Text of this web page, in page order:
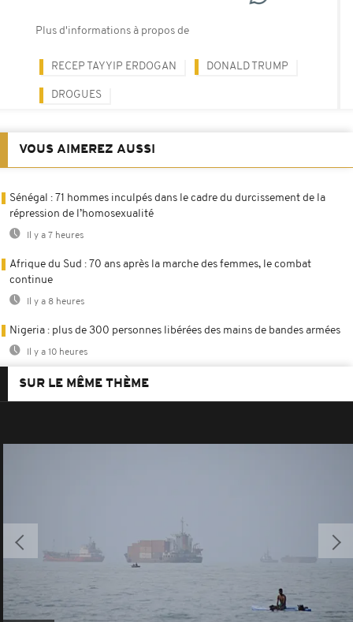
Plus d'informations à propos de
RECEP TAYYIP ERDOGAN DONALD TRUMP
DROGUES
VOUS AIMEREZ AUSSI
Sénégal : 71 hommes inculpés dans le cadre du durcissement de la
répression de l’homosexualité
Il y a 7 heures
Afrique du Sud : 70 ans après la marche des femmes, le combat
continue
Il y a 8 heures
Nigeria : plus de 300 personnes libérées des mains de bandes armées
Il y a 10 heures
SUR LE MÊME THÈME